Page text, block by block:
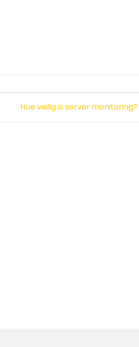
Hoe veilig is server monitoring?